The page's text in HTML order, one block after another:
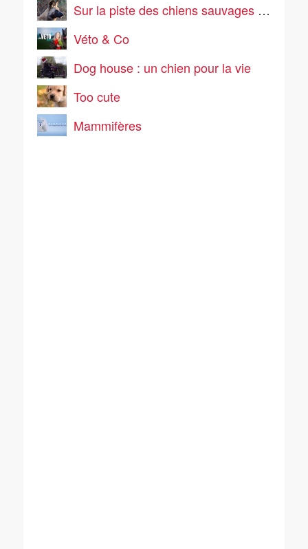
Sur la piste des chiens sauvages d'Afrique
Véto & Co
Dog house : un chien pour la vie
Too cute
Mammifères